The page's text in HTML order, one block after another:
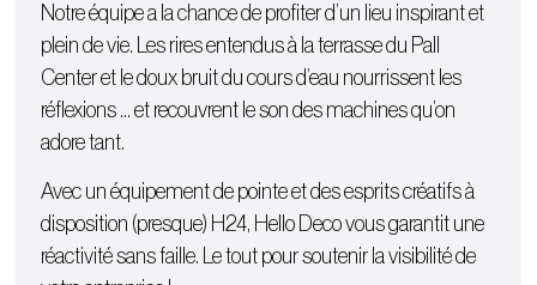
Notre équipe a la chance de profiter d’un lieu inspirant et
plein de vie. Les rires entendus à la terrasse du Pall
Center et le doux bruit du cours d’eau nourrissent les
réflexions … et recouvrent le son des machines qu’on
adore tant.
Avec un équipement de pointe et des esprits créatifs à
disposition (presque) H24, Hello Deco vous garantit une
réactivité sans faille. Le tout pour soutenir la visibilité de